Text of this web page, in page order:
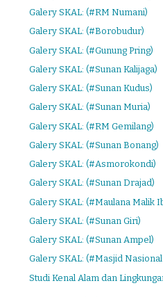
Galery SKAL: (#RM Numani)
Galery SKAL: (#Borobudur)
Galery SKAL: (#Gunung Pring)
Galery SKAL: (#Sunan Kalijaga)
Galery SKAL: (#Sunan Kudus)
Galery SKAL: (#Sunan Muria)
Galery SKAL: (#RM Gemilang)
Galery SKAL: (#Sunan Bonang)
Galery SKAL: (#Asmorokondi)
Galery SKAL: (#Sunan Drajad)
Galery SKAL: (#Maulana Malik
Galery SKAL: (#Sunan Giri)
Galery SKAL: (#Sunan Ampel)
Galery SKAL: (#Masjid
Studi Kenal Alam dan